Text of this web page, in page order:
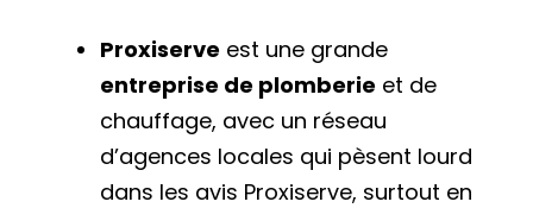
Proxiserve est une grande
entreprise de plomberie et de
chauffage, avec un réseau
d’agences locales qui pèsent lourd
dans les avis Proxiserve, surtout en